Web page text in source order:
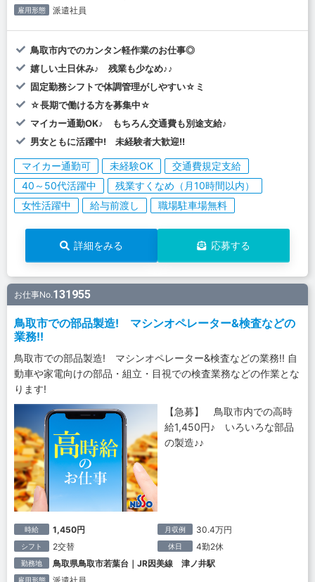
雇用形態 派遣社員
鳥取市内でのカンタン軽作業のお仕事◎
嬉しい土日休み♪ 残業も少なめ♪♪
固定勤務シフトで体調管理がしやすい☆ミ
☆長期で働ける方を募集中☆
マイカー通勤OK♪ もちろん交通費も別途支給♪
男女ともに活躍中! 未経験者大歓迎!!
マイカー通勤可 未経験OK
交通費規定支給
40～50代活躍中
残業すくなめ（月10時間以内）
女性活躍中
給与前渡し 職場駐車場無料
詳細をみる 応募する
お仕事No.131955
鳥取市での部品製造! マシンオペレーター&検査などの
業務!!
鳥取市での部品製造! マシンオペレーター&検査などの業務!! 自
動車や家電向けの部品・組立・目視での検査業務などの作業とな
ります!
【急募】 鳥取市内での高時
給1,450円♪ いろいろな部品
の製造♪♪
時給 1,450円 月収例 30.4万円
シフト 2交替 休日 4勤2休
勤務地 鳥取県鳥取市若葉台｜JR因美線 津ノ井駅
雇用形態